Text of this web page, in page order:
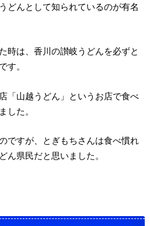
どんとして知られているのが有名
時は、香川の讃岐うどんを必ずと
す。
「山越うどん」というお店で食べ
した。
ですが、とぎもちさんは食べ慣れ
ん県民だと思いました。